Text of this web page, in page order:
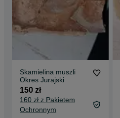
Skamielina muszli
Okres Jurajski
150 zł
160 zł z Pakietem
Ochronnym